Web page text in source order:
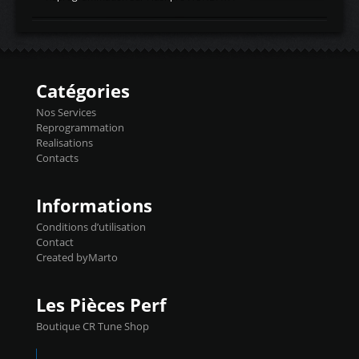
d'admissiontemp ex. pour atmo -30- 80°C
temperaturetemperature ldr moteurtemp
Injecteurs + Flashpro 1370€ TTC Le
précise et performante. Vous pourrez
basculer de la carto sans plomb à Ethanol à
l'aide du flashpro OPTION ECONOMIQUES
Reprog SP 98 sur le calculateur d'origine
450€ TTC Un gain d'environ 10cv et 15nm
Catégories
Nos Services
Reprogrammation
Realisations
Contacts
Informations
Conditions d’utilisation
Contact
Created byMarto
Les Pièces Perf
Boutique CR Tune Shop